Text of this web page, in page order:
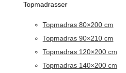
Topmadrasser
Topmadras 80×200 cm
Topmadras 90×210 cm
Topmadras 120×200 cm
Topmadras 140×200 cm